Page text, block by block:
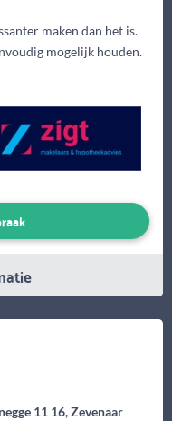
maken dan het is.
mogelijk houden.
11 16, Zevenaar